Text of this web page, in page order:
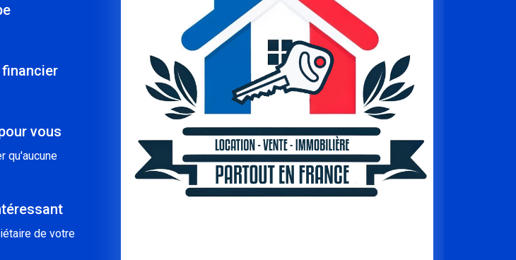
vous
qu'aucune
de votre